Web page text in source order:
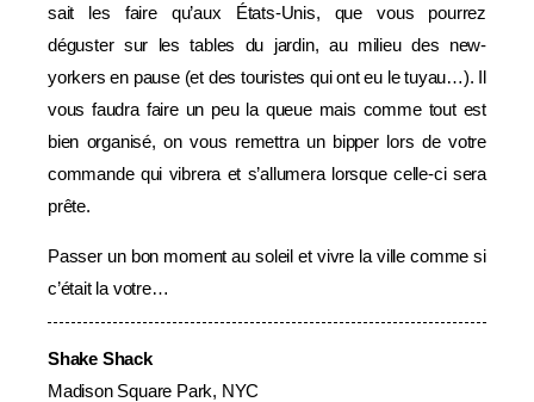
sait les faire qu’aux États-Unis, que vous pourrez
déguster sur les tables du jardin, au milieu des new-
yorkers en pause (et des touristes qui ont eu le tuyau…). Il
vous faudra faire un peu la queue mais comme tout est
bien organisé, on vous remettra un bipper lors de votre
commande qui vibrera et s’allumera lorsque celle-ci sera
prête.
Passer un bon moment au soleil et vivre la ville comme si
c’était la votre…
Shake Shack
Madison Square Park, NYC